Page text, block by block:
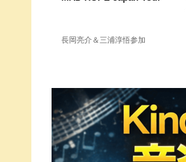
長岡亮介＆三浦淳悟参加